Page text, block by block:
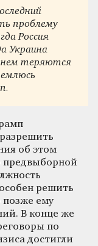
проблему
Россия
Украина
теряются
об этом
предвыборной
решить
позже ему
В конце же
по
достигли